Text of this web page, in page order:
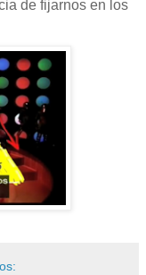
de fijarnos en los